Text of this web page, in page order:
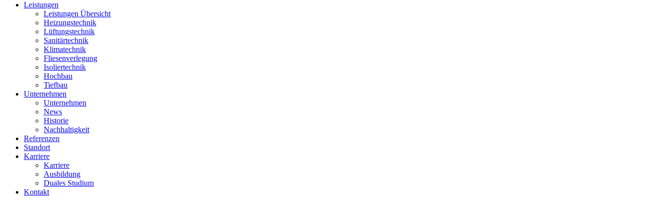
Leistungen
Leistungen Übersicht
Heizungstechnik
Lüftungstechnik
Sanitärtechnik
Klimatechnik
Fliesenverlegung
Isoliertechnik
Hochbau
Tiefbau
Unternehmen
Unternehmen
News
Historie
Nachhaltigkeit
Referenzen
Standort
Karriere
Karriere
Ausbildung
Duales Studium
Kontakt